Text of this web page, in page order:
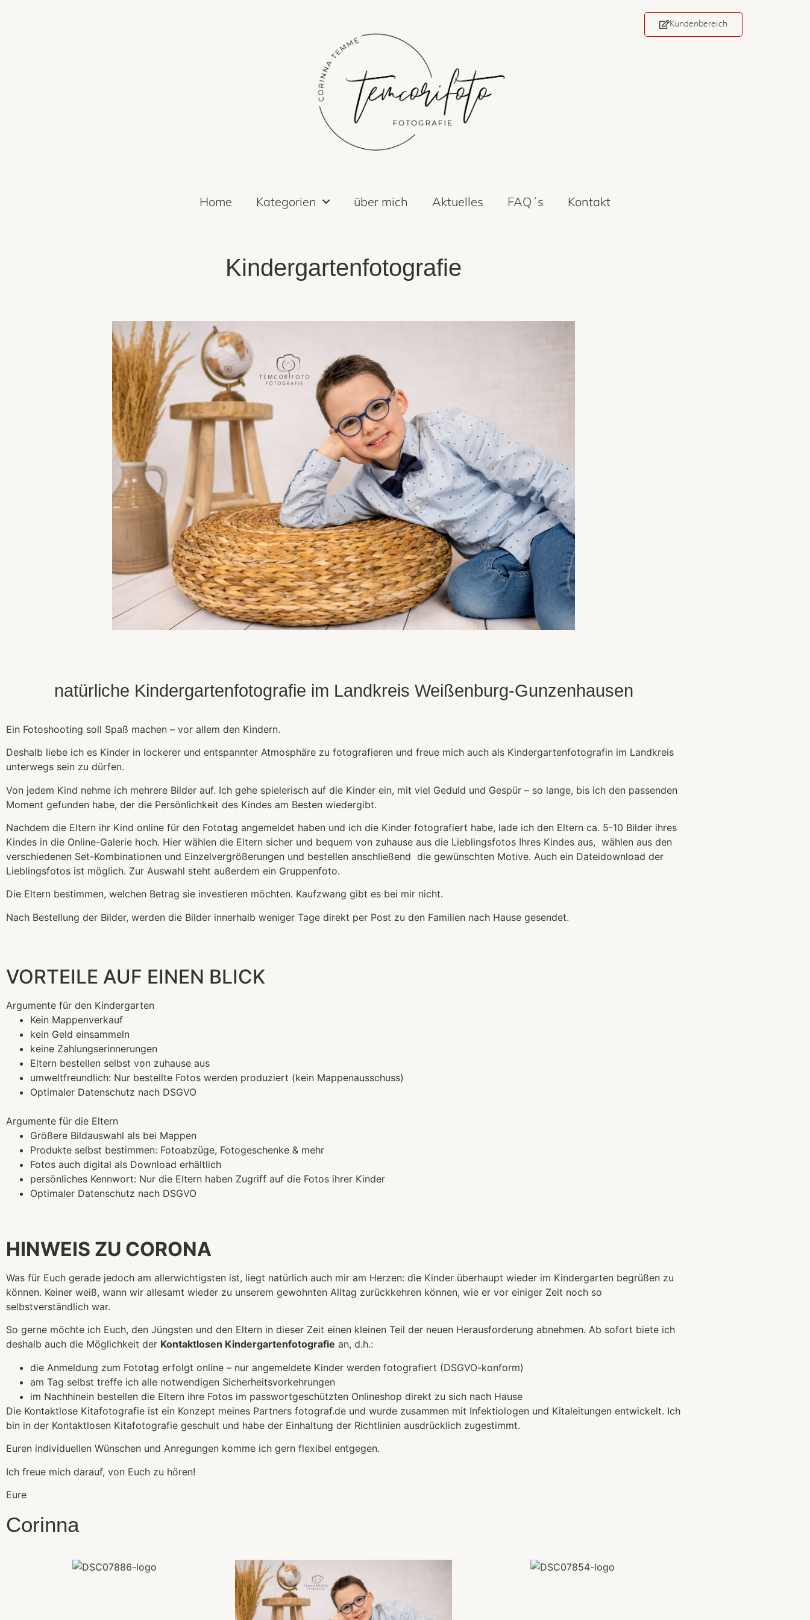
Kundenbereich
Home Kategorien über mich Aktuelles FAQ´s Kontakt
Kindergartenfotografie
natürliche Kindergartenfotografie im Landkreis Weißenburg-Gunzenhausen
Ein Fotoshooting soll Spaß machen – vor allem den Kindern.
Deshalb liebe ich es Kinder in lockerer und entspannter Atmosphäre zu fotografieren und freue mich auch als Kindergartenfotografin im Landkreis
unterwegs sein zu dürfen.
Von jedem Kind nehme ich mehrere Bilder auf. Ich gehe spielerisch auf die Kinder ein, mit viel Geduld und Gespür – so lange, bis ich den passenden
Moment gefunden habe, der die Persönlichkeit des Kindes am Besten wiedergibt.
Nachdem die Eltern ihr Kind online für den Fototag angemeldet haben und ich die Kinder fotografiert habe, lade ich den Eltern ca. 5-10 Bilder ihres
Kindes in die Online-Galerie hoch. Hier wählen die Eltern sicher und bequem von zuhause aus die Lieblingsfotos Ihres Kindes aus, wählen aus den
verschiedenen Set-Kombinationen und Einzelvergrößerungen und bestellen anschließend die gewünschten Motive. Auch ein Dateidownload der
Lieblingsfotos ist möglich. Zur Auswahl steht außerdem ein Gruppenfoto.
Die Eltern bestimmen, welchen Betrag sie investieren möchten. Kaufzwang gibt es bei mir nicht.
Nach Bestellung der Bilder, werden die Bilder innerhalb weniger Tage direkt per Post zu den Familien nach Hause gesendet.
VORTEILE AUF EINEN BLICK
Argumente für den Kindergarten
Kein Mappenverkauf
kein Geld einsammeln
keine Zahlungserinnerungen
Eltern bestellen selbst von zuhause aus
umweltfreundlich: Nur bestellte Fotos werden produziert (kein Mappenausschuss)
Optimaler Datenschutz nach DSGVO
Argumente für die Eltern
Größere Bildauswahl als bei Mappen
Produkte selbst bestimmen: Fotoabzüge, Fotogeschenke & mehr
Fotos auch digital als Download erhältlich
persönliches Kennwort: Nur die Eltern haben Zugriff auf die Fotos ihrer Kinder
Optimaler Datenschutz nach DSGVO
HINWEIS ZU CORONA
Was für Euch gerade jedoch am allerwichtigsten ist, liegt natürlich auch mir am Herzen: die Kinder überhaupt wieder im Kindergarten begrüßen zu
können. Keiner weiß, wann wir allesamt wieder zu unserem gewohnten Alltag zurückkehren können, wie er vor einiger Zeit noch so
selbstverständlich war.
So gerne möchte ich Euch, den Jüngsten und den Eltern in dieser Zeit einen kleinen Teil der neuen Herausforderung abnehmen. Ab sofort biete ich
deshalb auch die Möglichkeit der Kontaktlosen Kindergartenfotografie an, d.h.:
die Anmeldung zum Fototag erfolgt online – nur angemeldete Kinder werden fotografiert (DSGVO-konform)
am Tag selbst treffe ich alle notwendigen Sicherheitsvorkehrungen
im Nachhinein bestellen die Eltern ihre Fotos im passwortgeschützten Onlineshop direkt zu sich nach Hause
Die Kontaktlose Kitafotografie ist ein Konzept meines Partners fotograf.de und wurde zusammen mit Infektiologen und Kitaleitungen entwickelt. Ich
bin in der Kontaktlosen Kitafotografie geschult und habe der Einhaltung der Richtlinien ausdrücklich zugestimmt.
Euren individuellen Wünschen und Anregungen komme ich gern flexibel entgegen.
Ich freue mich darauf, von Euch zu hören!
Eure
Corinna